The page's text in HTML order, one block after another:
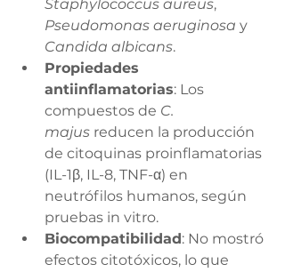
Staphylococcus aureus,
Pseudomonas aeruginosa y
Candida albicans.
Propiedades
antiinflamatorias: Los
compuestos de C.
majus reducen la producción
de citoquinas proinflamatorias
(IL-1β, IL-8, TNF-α) en
neutrófilos humanos, según
pruebas in vitro.
Biocompatibilidad: No mostró
efectos citotóxicos, lo que